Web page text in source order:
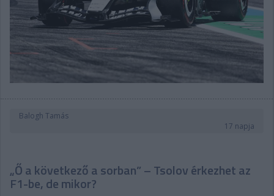
Balogh Tamás
17 napja
„Ő a következő a sorban” – Tsolov érkezhet az
F1-be, de mikor?